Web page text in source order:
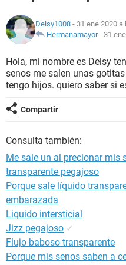
NUTRICIÓN
SEXUALIDAD
GLOSARIO
Deisy1008 - 31 ene 2020 a
Hermanamayor- 31
Hola, mi nombre es Deisy
senos me salen unas
tengo hijos. quiero saber si
Compartir
Consulta también:
Me sale un al precionar mis
transparente pegajoso
Porque sale líquido
embarazada
Liquido intersticial
Jizz pegajoso ✓
Flujo baboso transparente
Porque mis senos saben a